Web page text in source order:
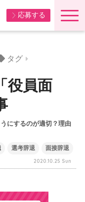
応募する
タグ
役員面
にするのが適切？理由
選考辞退 面接辞退
2020.10.25 Sun